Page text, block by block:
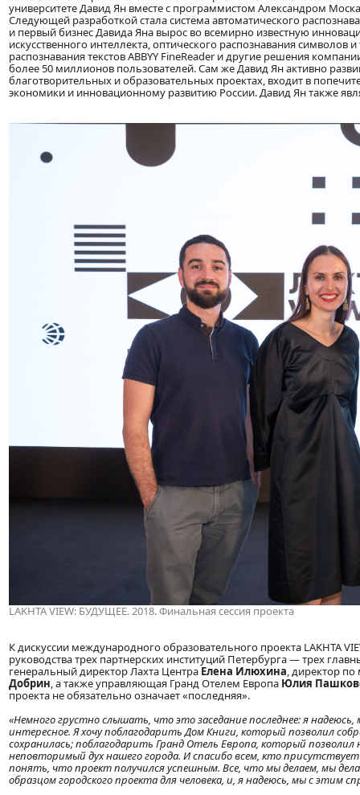
университете Давид Ян вместе с программистом Александром
Следующей разработкой стала система автоматического
и первый бизнес Давида Яна вырос во всемирно известную
искусственного интеллекта, оптического распознавания
распознавания текстов ABBYY FineReader и другие решения
более 50 миллионов пользователей. Сам же Давид Ян активно
благотворительных и образовательных проектах, входит в
экономики и инновационному развитию России. Давид Ян также
LAKHTA VIEW: БУДУЩЕЕ. 2018. Финальная сессия проекта
К дискуссии международного образовательного проекта LAKHTA
руководства трех партнерских институций Петербурга — трех
генеральный директор Лахта Центра Елена Илюхина, директор
Добрин, а также управляющая Гранд Отелем Европа Юлия
проекта не обязательно означает «последняя».
«Немного грустно слышать, что это заседание последнее: я
интересное. Я хочу поблагодарить Дом Книги, который позволил
сохранилась; поблагодарить Гранд Отель Европа, который
неповторимый дух нашего города. И спасибо всем, кто
понять, что проект получился успешным. Все, что мы делаем, мы
образцом городского проекта для человека, и, я надеюсь, мы с этим